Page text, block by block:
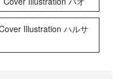
Illustration ハルサ